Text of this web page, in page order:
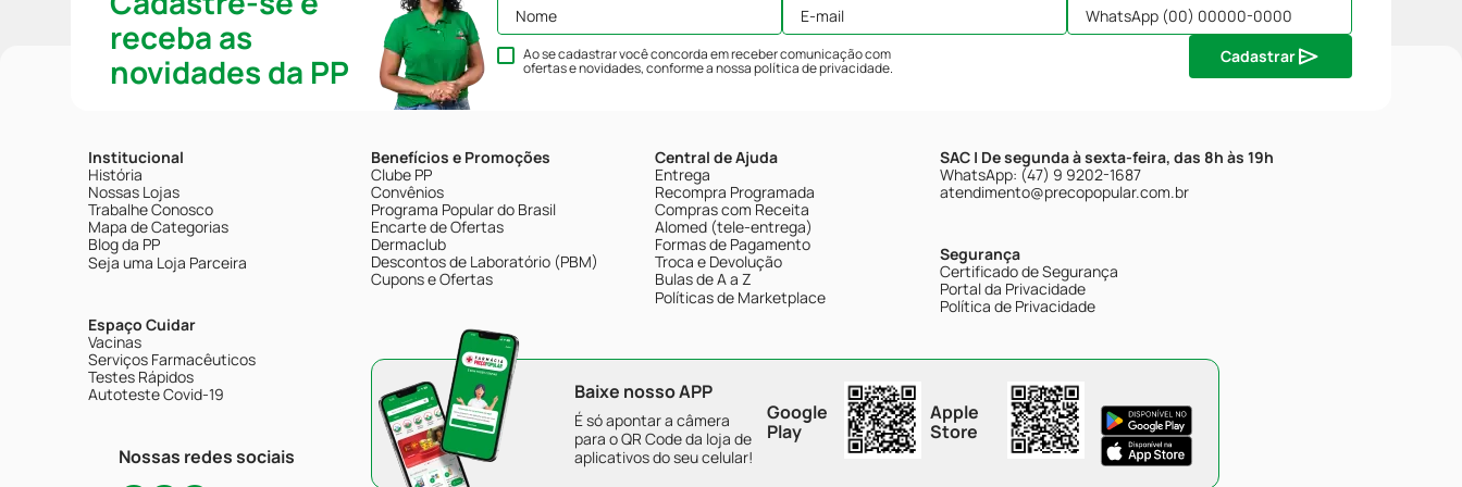
receba as
novidades da PP
Ao se cadastrar você concorda em receber comunicação com
ofertas e novidades, conforme a nossapolítica de privacidade.
Cadastrar
Institucional
História
Nossas Lojas
Trabalhe Conosco
Mapa de Categorias
Blog da PP
Seja uma Loja Parceira
Espaço Cuidar
Vacinas
Serviços Farmacêuticos
Testes Rápidos
Autoteste Covid-19
Nossas redes sociais
Benefícios e Promoções
Clube PP
Convênios
Programa Popular do Brasil
Encarte de Ofertas
Dermaclub
Descontos de Laboratório (PBM)
Cupons e Ofertas
Central de Ajuda
Entrega
Recompra Programada
Compras com Receita
Alomed (tele-entrega)
Formas de Pagamento
Troca e Devolução
Bulas de A a Z
Políticas de Marketplace
SAC | De segunda à sexta-feira, das 8h às 19h
WhatsApp: (47) 9 9202-1687
atendimento@precopopular.com.br
Segurança
Certificado de Segurança
Portal da Privacidade
Política de Privacidade
Baixe nosso APP
É só apontar a câmera
para o QR Code da loja de
aplicativos do seu celular!
Google
Play
Apple
Store